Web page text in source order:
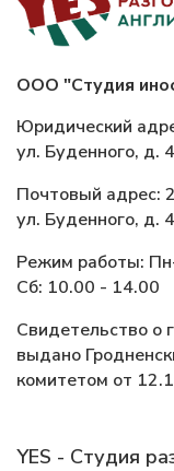
ООО "Студия
Юридический
ул. Буденного, д.
Почтовый адрес:
ул. Буденного, д.
Режим работы:
Сб: 10.00 - 14.00
Свидетельство о
выдано
комитетом от
YES - Студия